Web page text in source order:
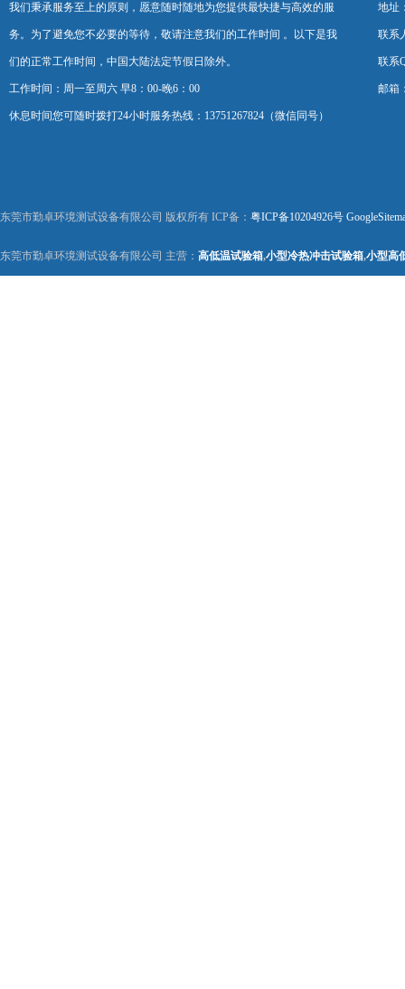
我们秉承服务至上的原则，愿意随时随地为您提供最快捷与高效的服
务。为了避免您不必要的等待，敬请注意我们的工作时间 。以下是我
们的正常工作时间，中国大陆法定节假日除外。
工作时间：周一至周六 早8：00-晚6：00
休息时间您可随时拨打24小时服务热线：13751267824（微信同号）
地址
联系
联系
邮箱
东莞市勤卓环境测试设备有限公司 版权所有 ICP备： 粤ICP备10204926号
东莞市勤卓环境测试设备有限公司 主营： 高低温试验箱,小型冷热冲击试验箱,小型高